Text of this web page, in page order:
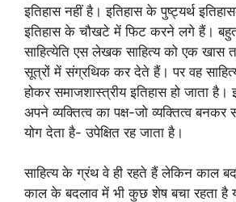
इतिहास नहीं है। इतिहास के पुष्ट्यर्थ
इतिहास के चौखटे में फिट करने लगे हैं।
साहित्येति एस लेखक साहित्य को एक खास
सूत्रों में संग्रथिक कर देते हैं। पर वह
होकर समाजशास्त्रीय इतिहास हो जाता
अपने व्यक्तित्व का पक्ष-जो व्यक्तित्व बनकर
योग देता है- उपेक्षित रह जाता है।
साहित्य के ग्रंथ वे ही रहते हैं लेकिन काल
काल के बदलाव में भी कुछ शेष बचा रहता है